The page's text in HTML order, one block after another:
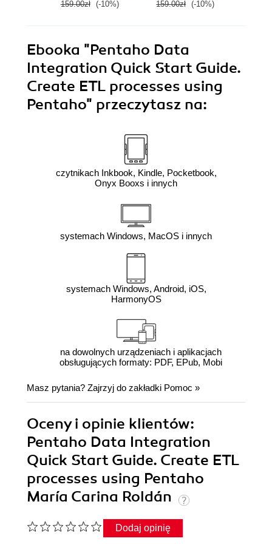
159.00zł (-10%)
sources in Kettle,
of Pentaho Data
Integration the
easy way. -
Second Edition
159.00zł (-10%)
Ebooka "Pentaho Data
Integration Quick Start Guide.
Create ETL processes using
Pentaho" przeczytasz na:
czytnikach Inkbook, Kindle, Pocketbook,
Onyx Booxs i innych
systemach Windows, MacOS i innych
systemach Windows, Android, iOS,
HarmonyOS
na dowolnych urządzeniach i aplikacjach
obsługujących formaty: PDF, EPub, Mobi
Masz pytania? Zajrzyj do zakładki Pomoc »
Oceny i opinie klientów:
Pentaho Data Integration
Quick Start Guide. Create ETL
processes using Pentaho
María Carina Roldán
Dodaj opinię